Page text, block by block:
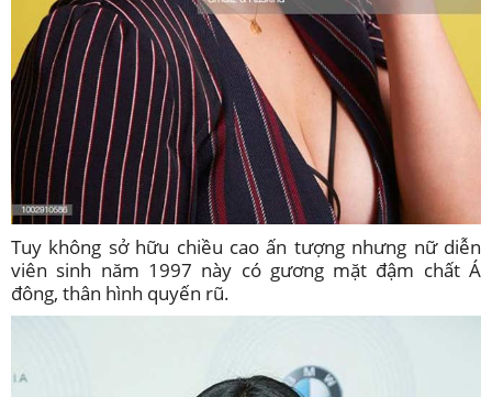
Tuy không sở hữu chiều cao ấn tượng nhưng nữ diễn
viên sinh năm 1997 này có gương mặt đậm chất Á
đông, thân hình quyến rũ.